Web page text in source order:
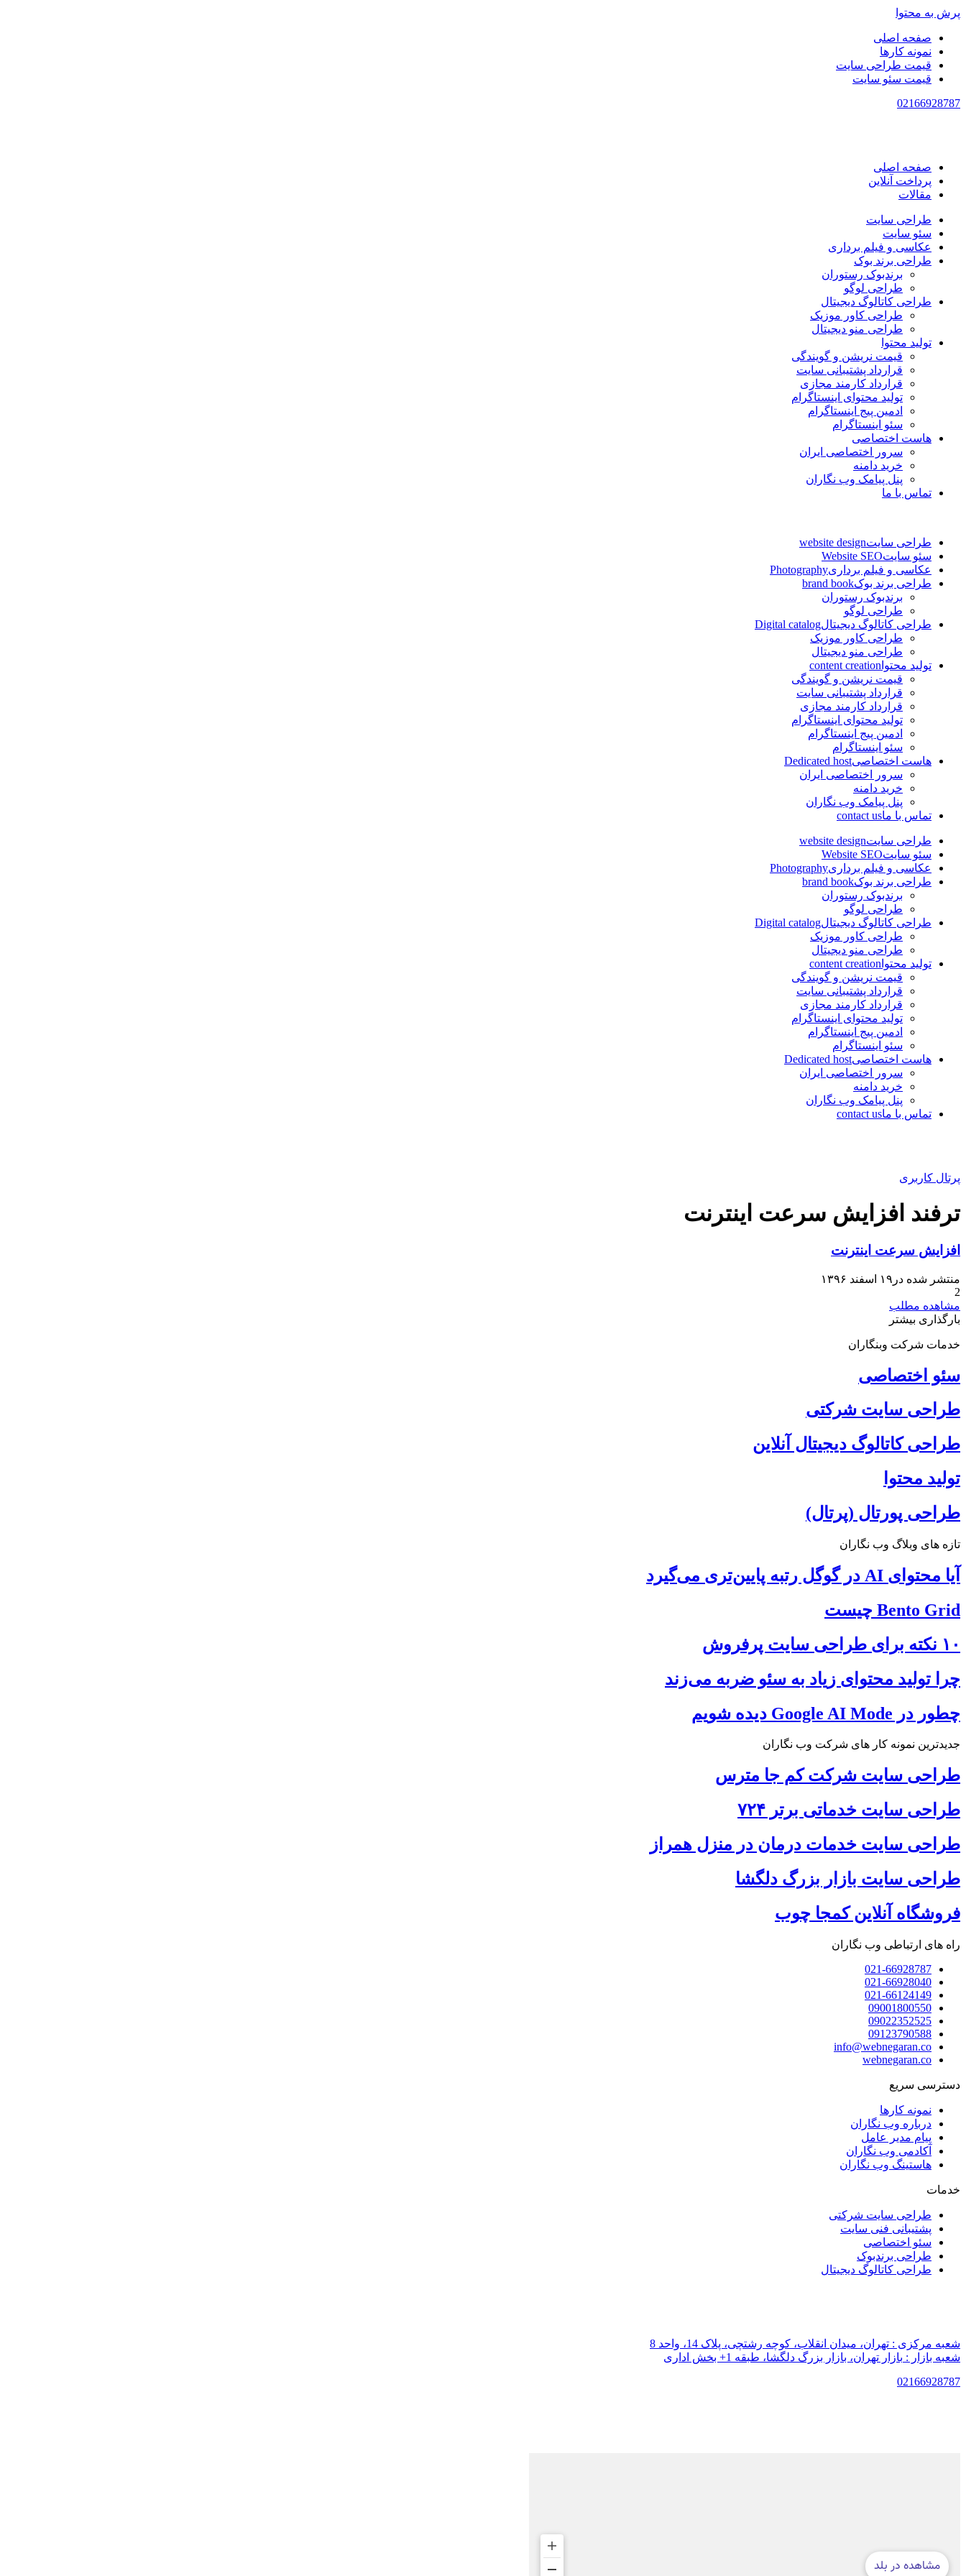
پرش به محتوا
صفحه اصلی
نمونه کارها
قیمت طراحی سایت
قیمت سئو سایت
02166928787
صفحه اصلی
پرداخت آنلاین
مقالات
طراحی سایت
سئو سایت
عکاسی و فیلم برداری
طراحی برند بوک
برندبوک رستوران
طراحی لوگو
طراحی کاتالوگ دیجیتال
طراحی کاور موزیک
طراحی منو دیجیتال
تولید محتوا
قیمت نریشن و گویندگی
قرارداد پشتیبانی سایت
قرارداد کارمند مجازی
تولید محتوای اینستاگرام
ادمین پیج اینستاگرام
سئو اینستاگرام
هاست اختصاصی
سرور اختصاصی ایران
خرید دامنه
پنل پیامک وب نگاران
تماس با ما
طراحی سایتwebsite design
سئو سایتWebsite SEO
عکاسی و فیلم برداریPhotography
طراحی برند بوکbrand book
برندبوک رستوران
طراحی لوگو
طراحی کاتالوگ دیجیتالDigital catalog
طراحی کاور موزیک
طراحی منو دیجیتال
تولید محتوا content creation
قیمت نریشن و گویندگی
قرارداد پشتیبانی سایت
قرارداد کارمند مجازی
تولید محتوای اینستاگرام
ادمین پیج اینستاگرام
سئو اینستاگرام
هاست اختصاصیDedicated host
سرور اختصاصی ایران
خرید دامنه
پنل پیامک وب نگاران
تماس با ماcontact us
طراحی سایتwebsite design
سئو سایتWebsite SEO
عکاسی و فیلم برداریPhotography
طراحی برند بوکbrand book
برندبوک رستوران
طراحی لوگو
طراحی کاتالوگ دیجیتالDigital catalog
طراحی کاور موزیک
طراحی منو دیجیتال
تولید محتوا content creation
قیمت نریشن و گویندگی
قرارداد پشتیبانی سایت
قرارداد کارمند مجازی
تولید محتوای اینستاگرام
ادمین پیج اینستاگرام
سئو اینستاگرام
هاست اختصاصیDedicated host
سرور اختصاصی ایران
خرید دامنه
پنل پیامک وب نگاران
تماس با ماcontact us
پرتال کاربری
ترفند افزایش سرعت اینترنت
افزایش سرعت اینترنت
منتشر شده در۱۹ اسفند ۱۳۹۶
2
مشاهده مطلب
بارگذاری بیشتر
خدمات شرکت وبنگاران
سئو اختصاصی
طراحی سایت شرکتی
طراحی کاتالوگ دیجیتال آنلاین
تولید محتوا
طراحی پورتال (پرتال)
تازه های وبلاگ وب نگاران
آیا محتوای AI در گوگل رتبه پایین‌تری می‌گیرد
Bento Grid چیست
۱۰ نکته برای طراحی سایت پرفروش
چرا تولید محتوای زیاد به سئو ضربه می‌زند
چطور در Google AI Mode دیده شویم
جدیدترین نمونه کار های شرکت وب نگاران
طراحی سایت شرکت کم جا مترس
طراحی سایت خدماتی برتر ۷۲۴
طراحی سایت خدمات درمان در منزل همراز
طراحی سایت بازار بزرگ دلگشا
فروشگاه آنلاین کمجا چوب
راه های ارتباطی وب نگاران
021-66928787
021-66928040
021-66124149
09001800550
09022352525
09123790588
info@webnegaran.co
webnegaran.co
دسترسی سریع
نمونه کارها
درباره وب نگاران
پیام مدیر عامل
آکادمی وب نگاران
هاستینگ وب نگاران
خدمات
طراحی سایت شرکتی
پشتیبانی فنی سایت
سئو اختصاصی
طراحی برندبوک
طراحی کاتالوگ دیجیتال
شعبه مرکزی : تهران، میدان انقلاب، کوچه رشتچی، پلاک 14، واحد 8
شعبه بازار : بازار تهران، بازار بزرگ دلگشا، طبقه 1+ بخش اداری
02166928787